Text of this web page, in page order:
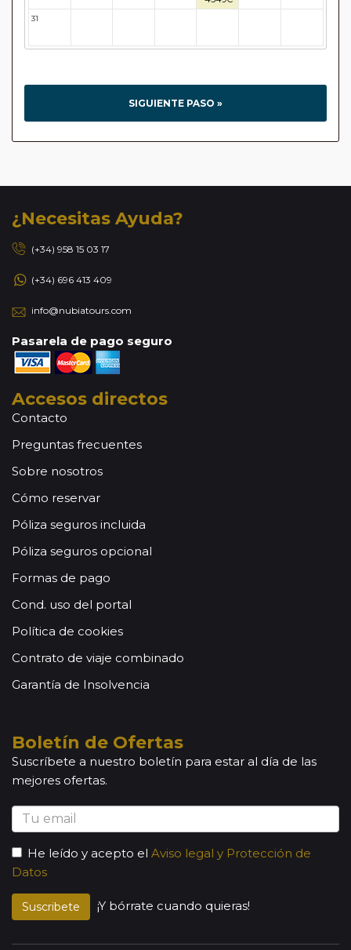
31
SIGUIENTE PASO »
¿Necesitas Ayuda?
(+34) 958 15 03 17
(+34) 696 413 409
info@nubiatours.com
Pasarela de pago seguro
Accesos directos
Contacto
Preguntas frecuentes
Sobre nosotros
Cómo reservar
Póliza seguros incluida
Póliza seguros opcional
Formas de pago
Cond. uso del portal
Política de cookies
Contrato de viaje combinado
Garantía de Insolvencia
Boletín de Ofertas
Suscríbete a nuestro boletín para estar al día de las
mejores ofertas.
He leído y acepto el Aviso legal y Protección de
Datos
Suscribete ¡Y bórrate cuando quieras!